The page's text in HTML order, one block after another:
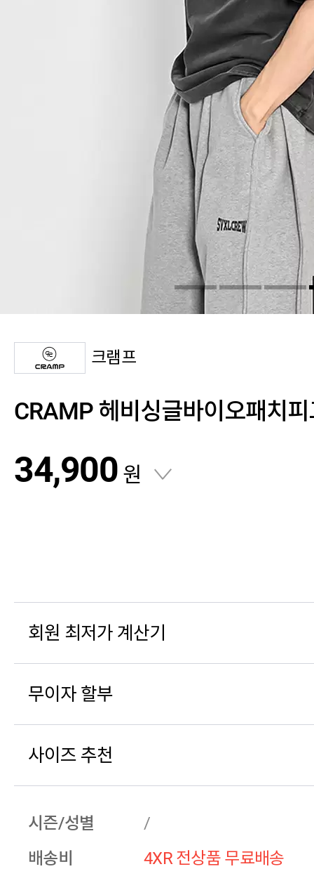
크램프
CRAMP 헤비싱글바이오패치
34,900 원
회원 최저가 계산기
무이자 할부
사이즈 추천
시즌/성별
/
배송비
4XR 전상품 무료배송